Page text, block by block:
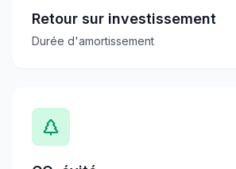
Retour sur investissement
Durée d'amortissement